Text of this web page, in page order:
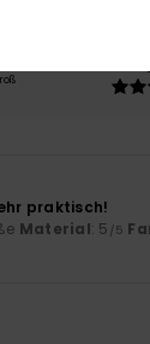
praktisch!
Material: 5 /5